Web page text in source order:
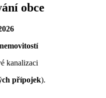
obce
nemovitostí
kanalizaci
přípojek).